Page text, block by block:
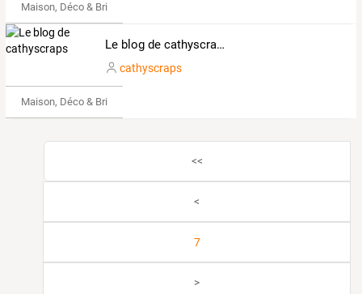
Maison, Déco & Bricolage
Le blog de cathyscraps
cathyscraps
Maison, Déco & Bricolage
<<
<
7
>